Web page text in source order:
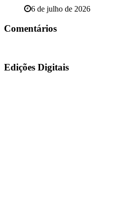
6 de julho de 2026
Comentários
Edições Digitais